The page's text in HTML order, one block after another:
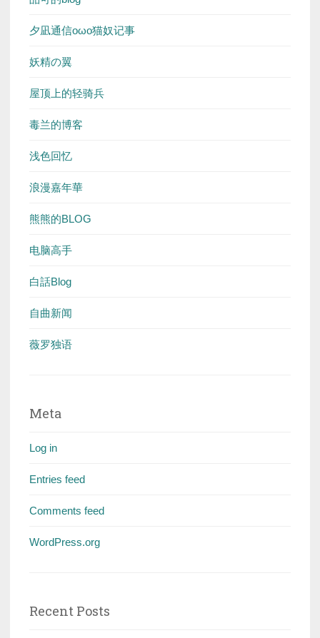
夕凪通信oωo猫奴记事
妖精の翼
屋顶上的轻骑兵
毒兰的博客
浅色回忆
浪漫嘉年華
熊熊的BLOG
电脑高手
白話Blog
自曲新闻
薇罗独语
Meta
Log in
Entries feed
Comments feed
WordPress.org
Recent Posts